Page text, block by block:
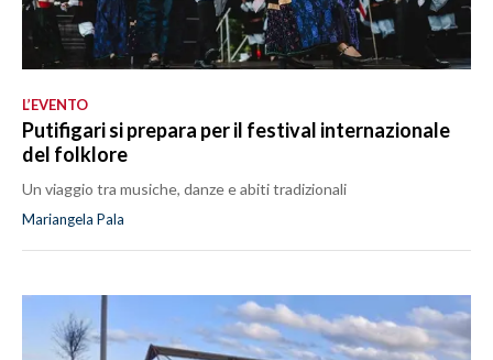
L’EVENTO
Putifigari si prepara per il festival internazionale
del folklore
Un viaggio tra musiche, danze e abiti tradizionali
Mariangela Pala